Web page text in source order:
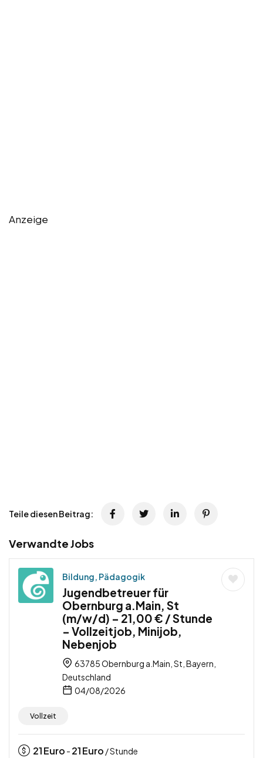
Anzeige
Teile diesen Beitrag:
Verwandte Jobs
Bildung, Pädagogik
Jugendbetreuer für
Obernburg a.Main, St
(m/w/d) – 21,00 € / Stunde
– Vollzeitjob, Minijob,
Nebenjob
63785 Obernburg a.Main, St, Bayern,
Deutschland
04/08/2026
Vollzeit
21Euro - 21Euro / Stunde